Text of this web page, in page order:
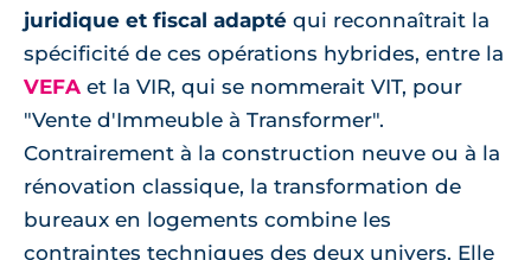
juridique et fiscal adapté qui reconnaîtrait la
spécificité de ces opérations hybrides, entre la
VEFA et la VIR, qui se nommerait VIT, pour
"Vente d'Immeuble à Transformer".
Contrairement à la construction neuve ou à la
rénovation classique, la transformation de
bureaux en logements combine les
contraintes techniques des deux univers. Elle